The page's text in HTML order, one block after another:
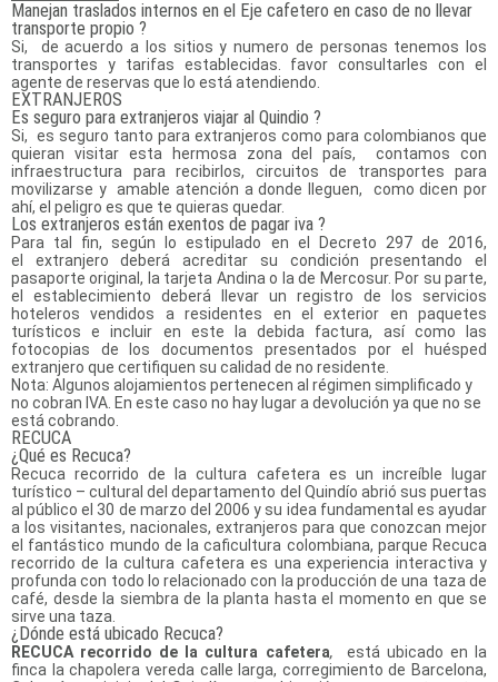
Manejan traslados internos en el Eje cafetero en caso de no llevar
transporte propio ?
Si, de acuerdo a los sitios y numero de personas tenemos los
transportes y tarifas establecidas. favor consultarles con el
agente de reservas que lo está atendiendo.
EXTRANJEROS
Es seguro para extranjeros viajar al Quindio ?
Si, es seguro tanto para extranjeros como para colombianos que
quieran visitar esta hermosa zona del país, contamos con
infraestructura para recibirlos, circuitos de transportes para
movilizarse y amable atención a donde lleguen, como dicen por
ahí, el peligro es que te quieras quedar.
Los extranjeros están exentos de pagar iva ?
Para tal fin, según lo estipulado en el Decreto 297 de 2016,
el extranjero deberá acreditar su condición presentando el
pasaporte original, la tarjeta Andina o la de Mercosur. Por su parte,
el establecimiento deberá llevar un registro de los servicios
hoteleros vendidos a residentes en el exterior en paquetes
turísticos e incluir en este la debida factura, así como las
fotocopias de los documentos presentados por el huésped
extranjero que certifiquen su calidad de no residente.
Nota: Algunos alojamientos pertenecen al régimen simplificado y
no cobran IVA. En este caso no hay lugar a devolución ya que no se
está cobrando.
RECUCA
¿Qué es Recuca?
Recuca recorrido de la cultura cafetera es un increíble lugar
turístico – cultural del departamento del Quindío abrió sus puertas
al público el 30 de marzo del 2006 y su idea fundamental es ayudar
a los visitantes, nacionales, extranjeros para que conozcan mejor
el fantástico mundo de la caficultura colombiana, parque Recuca
recorrido de la cultura cafetera es una experiencia interactiva y
profunda con todo lo relacionado con la producción de una taza de
café, desde la siembra de la planta hasta el momento en que se
sirve una taza.
¿Dónde está ubicado Recuca?
RECUCA recorrido de la cultura cafetera,
está ubicado en la
finca la chapolera vereda calle larga, corregimiento de Barcelona,